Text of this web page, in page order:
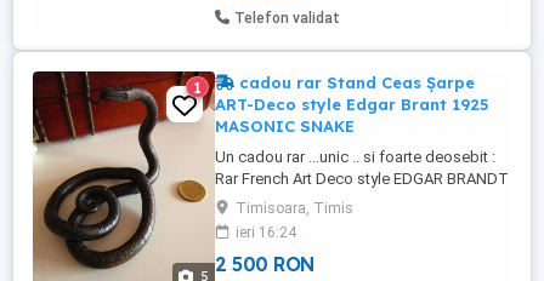
mecanism cu pasăre care colectează o
Telefon validat
5
1
cadou rar Stand Ceas Șarpe
ART-Deco style Edgar Brant 1925
MASONIC SNAKE
Un cadou rar ...unic .. si foarte deosebit :
Rar French Art Deco style EDGAR BRANDT
1925 MASONIC SNAKE POCKET Watch
Holder Stand Suport ceas de buzunar
Șarpe Art Deco de colectie lucrat manual
stil Edgar Brandt anii 1925 Remarcabil
Timisoara, Timis
ieri 16:24
2 500 RON